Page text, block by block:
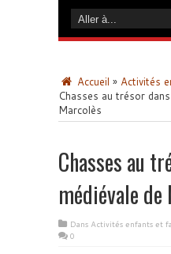
Accueil » Activités
Chasses au trésor
Marcolès
Chasses au
médiévale de
Dans Activités enfants et
0